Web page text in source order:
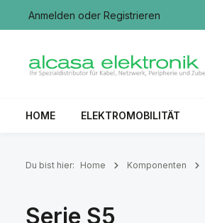
Zur Hauptnavigation springen
Anmelden oder Registrieren
HOME ELEKTROMOBILITÄT
Du bist hier: Home Komponenten
Serie S5